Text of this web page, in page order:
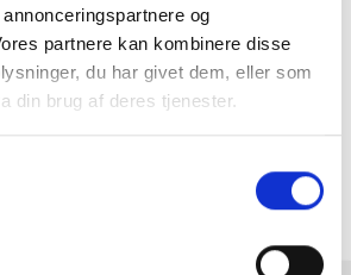
og
partnere kan kombinere disse
du har givet dem, eller som
din brug af deres tjenester.